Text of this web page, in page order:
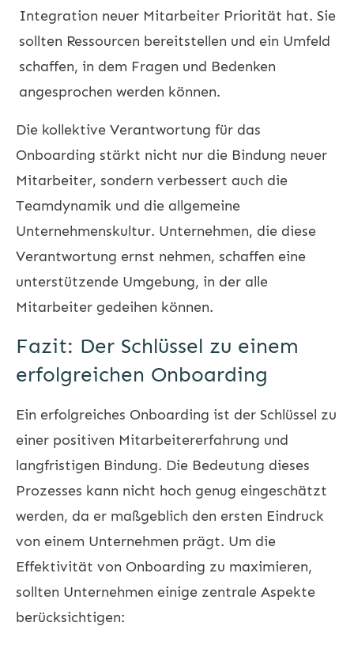
Integration neuer Mitarbeiter Priorität hat. Sie
sollten Ressourcen bereitstellen und ein Umfeld
schaffen, in dem Fragen und Bedenken
angesprochen werden können.
Die kollektive Verantwortung für das
Onboarding stärkt nicht nur die Bindung neuer
Mitarbeiter, sondern verbessert auch die
Teamdynamik und die allgemeine
Unternehmenskultur. Unternehmen, die diese
Verantwortung ernst nehmen, schaffen eine
unterstützende Umgebung, in der alle
Mitarbeiter gedeihen können.
Fazit: Der Schlüssel zu einem
erfolgreichen Onboarding
Ein erfolgreiches Onboarding ist der Schlüssel zu
einer positiven Mitarbeitererfahrung und
langfristigen Bindung. Die Bedeutung dieses
Prozesses kann nicht hoch genug eingeschätzt
werden, da er maßgeblich den ersten Eindruck
von einem Unternehmen prägt. Um die
Effektivität von Onboarding zu maximieren,
sollten Unternehmen einige zentrale Aspekte
berücksichtigen: